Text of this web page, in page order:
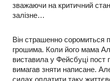
зважаючи на критичний
залізне…
Він страшенно соромиться
грошима. Коли його мама
виставила у Фейсбуці пост
вимагав зняти написане.
силах оплатити таку